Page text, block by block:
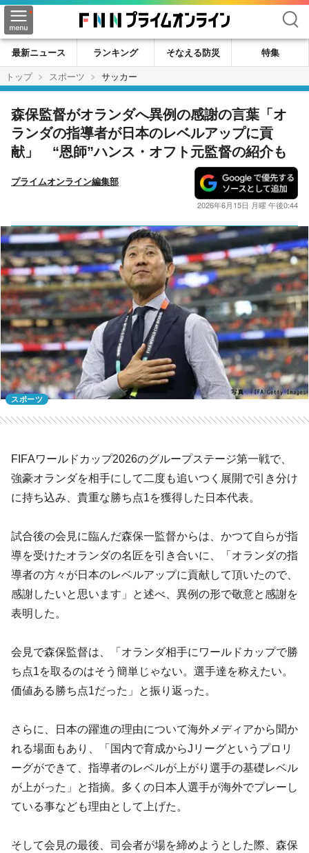
検索
最新ニュース ランキング そなえる防災
特集
トップ
スポーツ サッカー
森保監督がオランダへ異例の感謝の言葉「オ
ランダの指導者が日本のレベルアップに貢
献」 “恩師”ハンス・オフト元監督の紹介も
プライムオンライン編集部
2026年6月15日 月曜 午後0:44
スポーツ
FIFAワールドカップ2026のグループステージ第一戦で、
強豪オランダを相手にして二度も追いつく展開で引き分け
に持ち込み、貴重な勝ち点1を獲得した日本代表。
試合後の会見に臨んだ森保一監督からは、かつて自らが指
導を受けたオランダの名匠を引き合いに、「オランダの指
導者の方々が日本のレベルアップに貢献して頂いたので、
感謝したいと思います」と述べ、異例の形で敬意と感謝を
表明した。
会見で森保監督は、「オランダ相手にワールドカップで勝
ち点1を取るのはそう簡単じゃない。選手達を称えたい。
価値ある勝ち点1だった」と振り返った。
さらに、日本の躍進の理由について海外メディアから聞か
れる場面もあり、「国内で育成からJリーグというプロリ
ーグができて、指導者のレベルが上がり選手の基礎レベル
が上がった」と指摘。多くの日本人選手が海外でプレーし
ている事なども理由として上げた。
そして会見の最後、司会者が場を締めようとした際、森保